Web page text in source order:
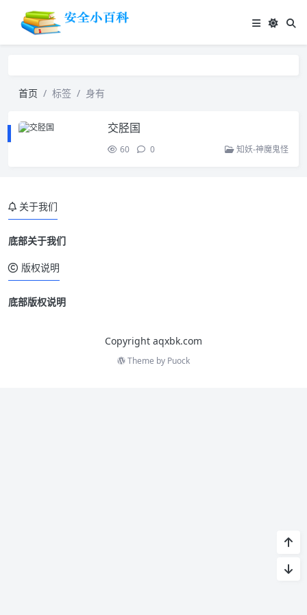
首页 标签 身有
交胫国
60 0 知妖-神魔鬼怪
关于我们
底部关于我们
版权说明
底部版权说明
Copyright aqxbk.com
Theme by Puock